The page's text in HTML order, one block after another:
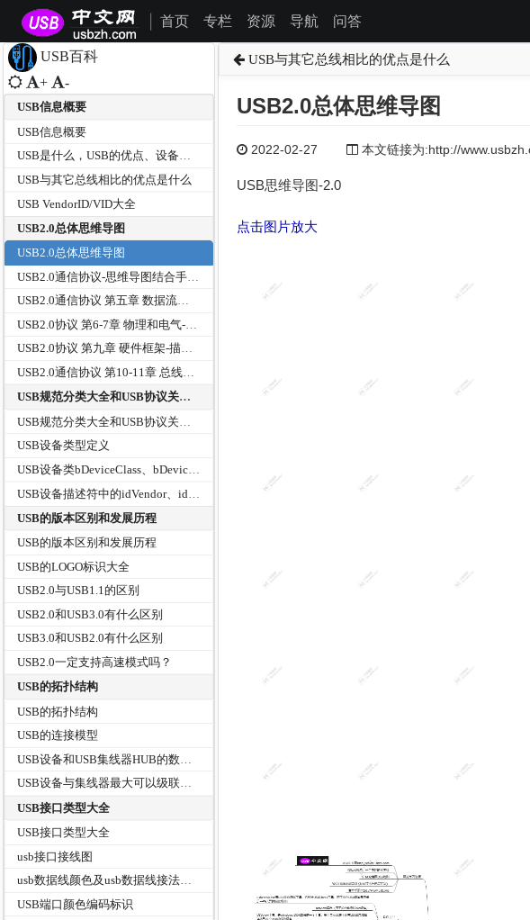
首页 专栏 资源 导航 问答
USB百科
+ -
USB信息概要
USB信息概要
USB是什么，USB的优点、设备分类及传输方式有那些？
USB与其它总线相比的优点是什么
USB VendorID/VID大全
USB2.0总体思维导图
USB2.0总体思维导图
USB2.0通信协议 第五章 数据流模型-传输方式--思维导图
USB2.0协议 第九章 硬件框架-描述符等--思维导图
USB规范分类大全和USB协议关系树
USB设备类型定义
USB设备描述符中的idVendor、idProduct和bcdDevice
USB的版本区别和发展历程
USB的版本区别和发展历程
USB的LOGO标识大全
USB2.0与USB1.1的区别
USB2.0和USB3.0有什么区别
USB3.0和USB2.0有什么区别
USB2.0一定支持高速模式吗？
USB的拓扑结构
USB的拓扑结构
USB的连接模型
USB设备与集线器最大可以级联多少层
USB接口类型大全
USB接口类型大全
usb接口接线图
usb数据线颜色及usb数据线接法图解和USB接口引脚接线定义
USB端口颜色编码标识
USB与其它总线相比的优点是什么
USB2.0总体思维导图
2022-02-27 本文链接为:http://
USB思维导图-2.0
点击图片放大